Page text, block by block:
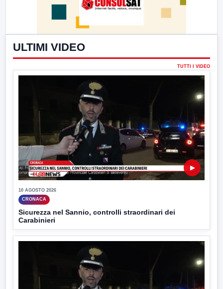
ULTIMI VIDEO
TUTTI I VIDEO
▶
10 AGOSTO 2026
CRONACA
Sicurezza nel Sannio, controlli straordinari dei
Carabinieri